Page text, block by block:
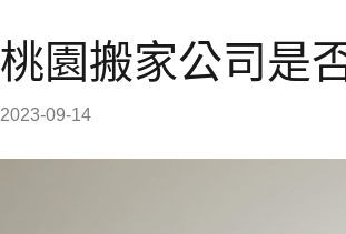
桃園搬家公司是
2023-09-14